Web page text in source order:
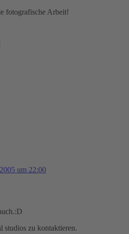
fotografische Arbeit!
um 22:00
studios zu kontaktieren.